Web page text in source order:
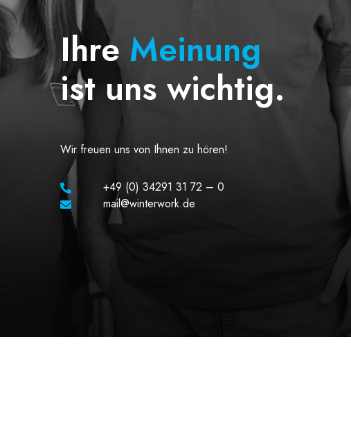
Ihre Meinung
ist uns wichtig.
Wir freuen uns von Ihnen zu hören!
+49 (0) 34291 31 72 – 0
mail@winterwork.de